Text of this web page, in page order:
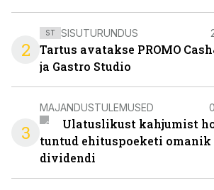
2
ST SISUTURUNDUS
Tartus avatakse PROMO
ja Gastro Studio
3
MAJANDUSTULEMUSED
Ulatuslikust kahjumist
tuntud ehituspoeketi omanik
dividendi